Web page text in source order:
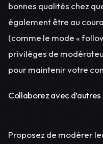
bonnes qualités chez
également être au
(comme le mode «
privilèges de
pour maintenir votre
Collaborez avec
Proposez de modérer